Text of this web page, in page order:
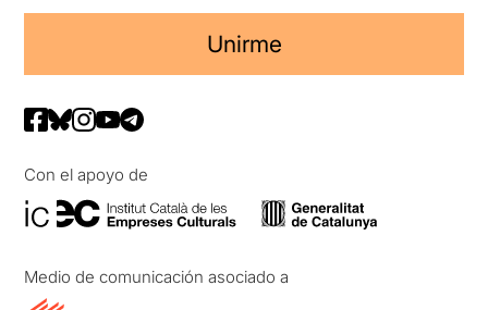
Unirme
Con el apoyo de
Medio de comunicación asociado a